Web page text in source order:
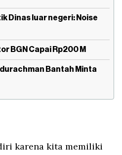
Dinas luar negeri: Noise
BGN Capai Rp200 M
Bantah Minta
karena kita memiliki